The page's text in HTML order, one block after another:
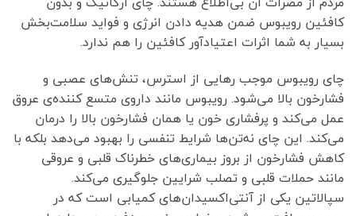
کافئین رویبوس ضمن هدیه دادن انرژی و فواید سلامت‌بخش
بسیار به شما اثرات اعتیاد‌آور کافئین را هم ندارد.
چای رویبوس موجب رهایی از استرس، تنش‌های عصبی و
فشارخون بالا می‌شود. رویبوس مانند داروی متسع کننده‌ی عروق
عمل می‌کند و پرفشاری خون یا همان فشارخون بالا را درمان
می‌کند. این چای نه‌تن‌ها شرایط تنفسی را بهبود می‌دهد بلکه با
کاهش فشارخون از بروز بیماری‌های خطرناک قلبی و عروقی
مانند حملات قلبی و تصلب شرایین جلوگیری می‌کند.
سپالاتین یکی از آنتی‌اکسیدان‌های کمیابی است که در